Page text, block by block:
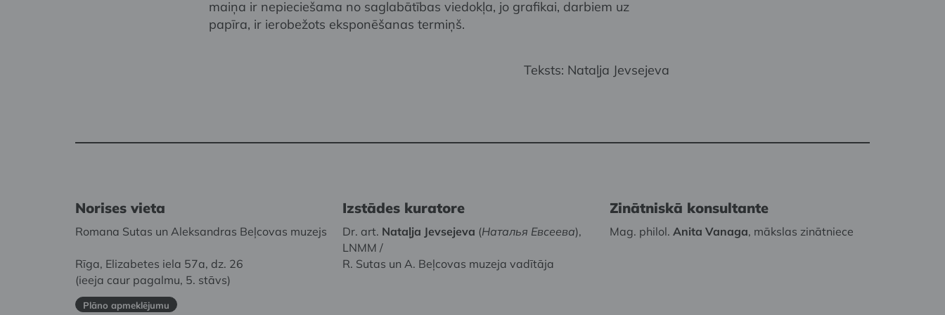
maiņa ir nepieciešama no saglabātības viedokļa, jo grafikai, darbiem uz
papīra, ir ierobežots eksponēšanas termiņš.
Teksts: Nataļja Jevsejeva
Norises vieta
Romana Sutas un Aleksandras Beļcovas muzejs
Rīga, Elizabetes iela 57a, dz. 26
(ieeja caur pagalmu, 5. stāvs)
Plāno apmeklējumu
Izstādes kuratore
Dr. art. Nataļja Jevsejeva (Наталья Евсеева),
LNMM /
R. Sutas un A. Beļcovas muzeja vadītāja
Zinātniskā konsultante
Mag. philol. Anita Vanaga, mākslas zinātniece